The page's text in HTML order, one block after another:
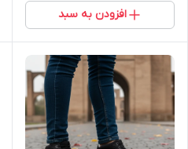
افزودن به سبد